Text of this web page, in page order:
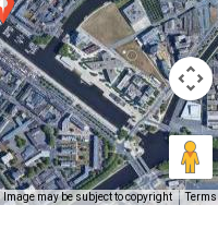
Image may be subject to copyright Terms